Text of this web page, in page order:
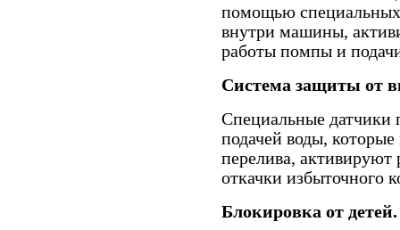
помощью
внутри машины,
работы помпы и
Система защиты от
Специальные датчики
подачей воды, которые
перелива, активируют
откачки избыточного
Блокировка от детей.